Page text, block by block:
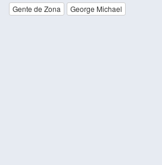
Gente de Zona George Michael